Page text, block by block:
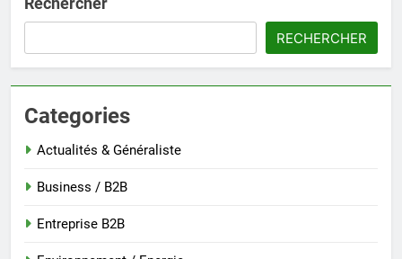
RECHERCHER
Categories
Actualités & Généraliste
Business / B2B
Entreprise B2B